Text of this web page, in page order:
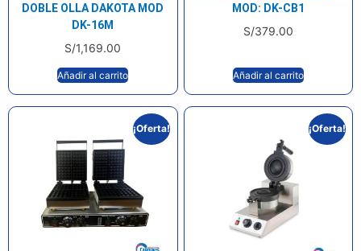
DOBLE OLLA DAKOTA MOD
DK-16M
S/1,169.00
Añadir al carrito
MOD: DK-CB1
S/379.00
Añadir al carrito
¡Oferta! ¡Oferta!